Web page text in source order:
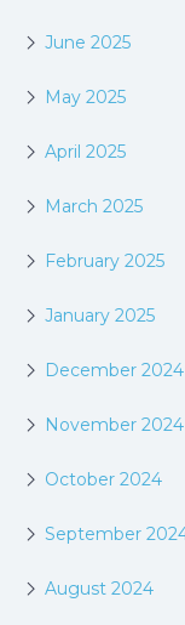
June 2025
May 2025
April 2025
March 2025
February 2025
January 2025
December 2024
November 2024
October 2024
September
August 2024